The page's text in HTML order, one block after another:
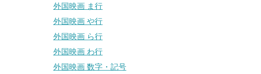
外国映画 ま行
外国映画 や行
外国映画 ら行
外国映画 わ行
外国映画 数字・記号